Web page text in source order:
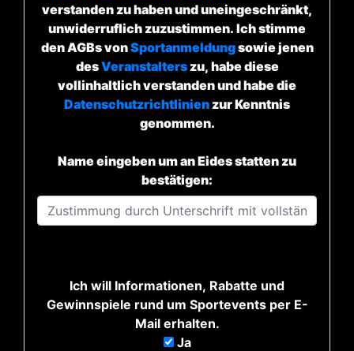
verstanden zu haben und uneingeschränkt,
unwiderruflich zuzustimmen. Ich stimme
den AGBs vonSportanmeldungsowie jenen
desVeranstalterszu, habe diese
vollinhaltlich verstanden und habe die
Datenschutzrichtlinienzur Kenntnis
genommen.
Name eingeben um an Eides statten zu
bestätigen:
Ich will Informationen, Rabatte und
Gewinnspiele rund um Sportevents per E-
Mail erhalten.
Ja